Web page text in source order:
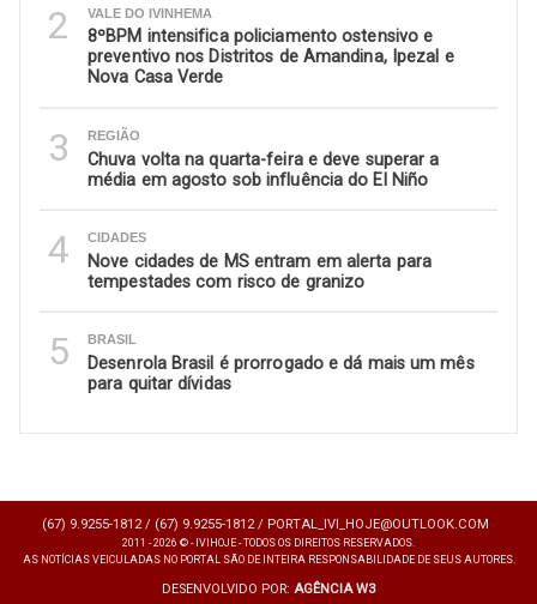
2 VALE DO IVINHEMA
8ºBPM intensifica policiamento ostensivo e
preventivo nos Distritos de Amandina, Ipezal e
Nova Casa Verde
3 REGIÃO
Chuva volta na quarta-feira e deve superar a
média em agosto sob influência do El Niño
4 CIDADES
Nove cidades de MS entram em alerta para
tempestades com risco de granizo
5 BRASIL
Desenrola Brasil é prorrogado e dá mais um mês
para quitar dívidas
(67) 9.9255-1812 / (67) 9.9255-1812 / PORTAL_IVI_HOJE@OUTLOOK.COM
2011 - 2026 © - IVIHOJE - TODOS OS DIREITOS RESERVADOS.
AS NOTÍCIAS VEICULADAS NO PORTAL SÃO DE INTEIRA RESPONSABILIDADE DE SEUS AUTORES.
DESENVOLVIDO POR: AGÊNCIA W3